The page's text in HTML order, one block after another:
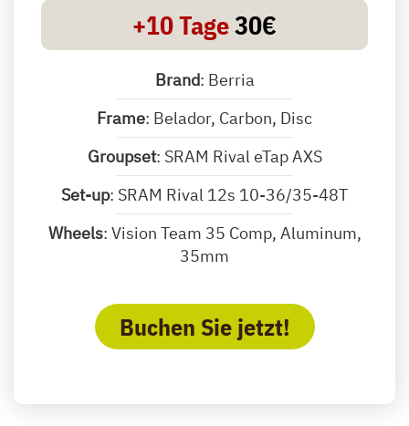
+10 Tage30€
Brand: Berria
Frame: Belador, Carbon, Disc
Groupset: SRAM Rival eTap AXS
Set-up: SRAM Rival 12s 10-36/35-48T
Wheels: Vision Team 35 Comp, Aluminum,
35mm
Buchen Sie jetzt!